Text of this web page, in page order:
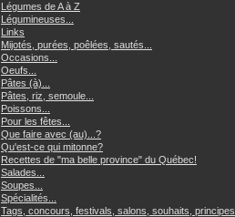
Légumes de A à Z
Légumineuses...
Links
Mijotés, purées, poêlées, sautés...
Occasions...
Oeufs...
Pâtes (à)...
Pâtes, riz, semoule...
Poissons...
Pour les fêtes...
Que faire avec (au)...?
Qu'est-ce qui mitonne?
Recettes de "ma belle province" du Québec!
Salades...
Soupes...
Spécialités...
Tags, concours, festivals, salons, souhaits, principes,